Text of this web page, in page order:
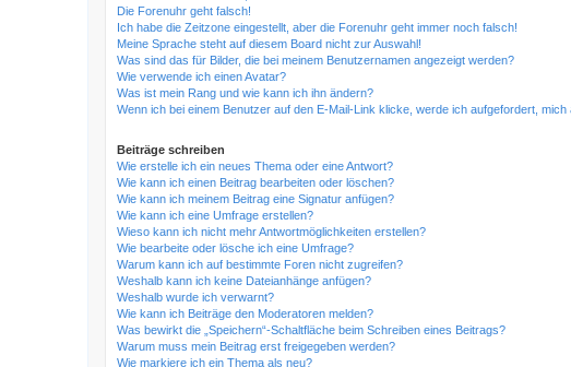
Die Forenuhr geht falsch!
Ich habe die Zeitzone eingestellt, aber die Forenuhr geht immer noch falsch!
Meine Sprache steht auf diesem Board nicht zur Auswahl!
Was sind das für Bilder, die bei meinem Benutzernamen angezeigt werden?
Wie verwende ich einen Avatar?
Was ist mein Rang und wie kann ich ihn ändern?
Wenn ich bei einem Benutzer auf den E-Mail-Link klicke, werde ich aufgefordert, mich
Beiträge schreiben
Wie erstelle ich ein neues Thema oder eine Antwort?
Wie kann ich einen Beitrag bearbeiten oder löschen?
Wie kann ich meinem Beitrag eine Signatur anfügen?
Wie kann ich eine Umfrage erstellen?
Wieso kann ich nicht mehr Antwortmöglichkeiten erstellen?
Wie bearbeite oder lösche ich eine Umfrage?
Warum kann ich auf bestimmte Foren nicht zugreifen?
Weshalb kann ich keine Dateianhänge anfügen?
Weshalb wurde ich verwarnt?
Wie kann ich Beiträge den Moderatoren melden?
Was bewirkt die „Speichern“-Schaltfläche beim Schreiben eines Beitrags?
Warum muss mein Beitrag erst freigegeben werden?
Wie markiere ich ein Thema als neu?